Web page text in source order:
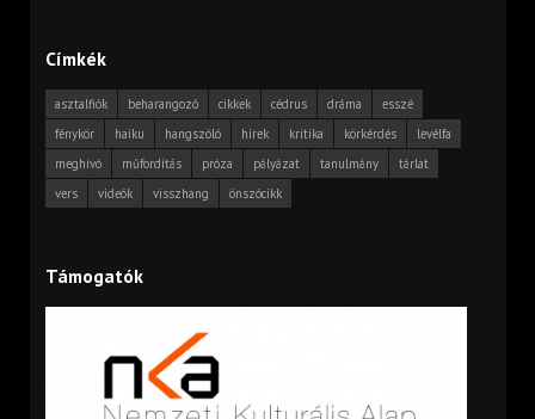
Címkék
asztalfiók beharangozó cikkek cédrus dráma
esszé
fénykör
haiku hangszóló hírek kritika körkérdés
levélfa
meghívó
műfordítás próza pályázat tanulmány
tárlat
vers
videók visszhang önszócikk
Támogatók